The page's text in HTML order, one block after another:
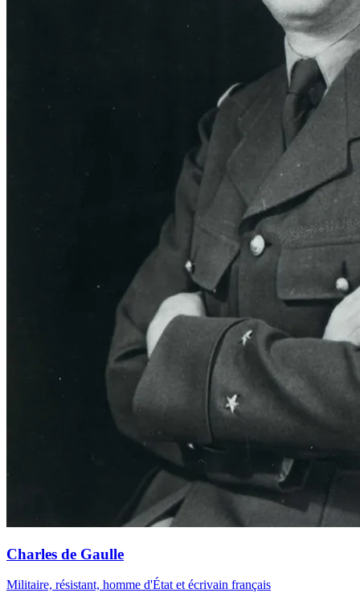
Charles de Gaulle
Militaire, résistant, homme d'État et écrivain français